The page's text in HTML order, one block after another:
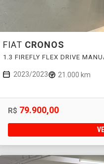
FIAT CRONOS
1.3 FIREFLY FLEX DRIVE
2023/2023 21.000 km
R$ 79.900,00